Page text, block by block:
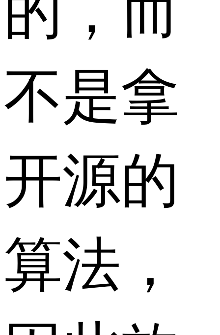
不是拿
开源的
算法，